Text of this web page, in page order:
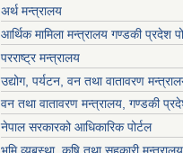
अर्थ मन्त्रालय
आर्थिक मामिला मन्त्रालय गण्डकी प्रदेश
परराष्ट्र मन्त्रालय
उद्योग, पर्यटन, वन तथा वातावरण
वन तथा वातावरण मन्त्रालय, गण्डकी
नेपाल सरकारको आधिकारिक पोर्टल